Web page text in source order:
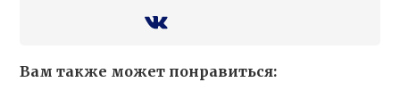
Вам также может понравиться: